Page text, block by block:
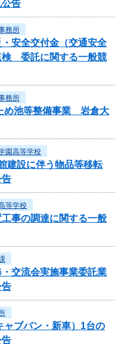
告
務所
安全交付金（交通安全
委託に関する一般競
務所
め池等整備事業 岩倉大
園高等学校
建設に伴う物品等移転
告
等学校
事の調達に関する一般
・交流会実施事業委託業
告
ャブバン・新車）1台の
告